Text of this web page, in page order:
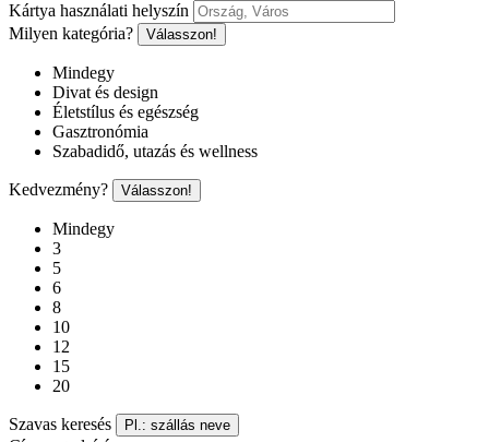
Kártya használati helyszín
Milyen kategória?
Válasszon!
Mindegy
Divat és design
Életstílus és egészség
Gasztronómia
Szabadidő, utazás és wellness
Kedvezmény? Válasszon!
Mindegy
3
5
6
8
10
12
15
20
Szavas keresés Pl.: szállás neve